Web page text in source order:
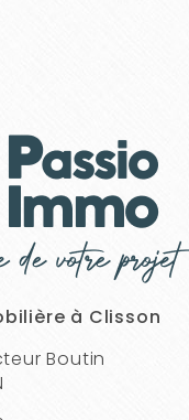
à Clisson
Boutin